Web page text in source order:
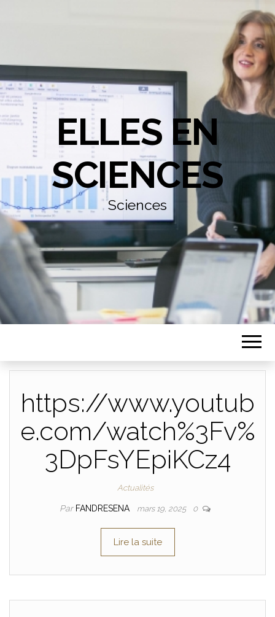
ELLES EN
SCIENCES
Sciences
https://www.youtub
e.com/watch%3Fv%
3DpFsYEpiKCz4
Actualités
Par FANDRESENA mars 19, 2025 0
Lire la suite